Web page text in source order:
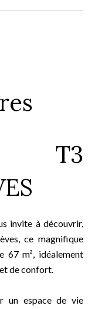
T3
invite à découvrir,
ce magnifique
67 m², idéalement
de confort.
un espace de vie